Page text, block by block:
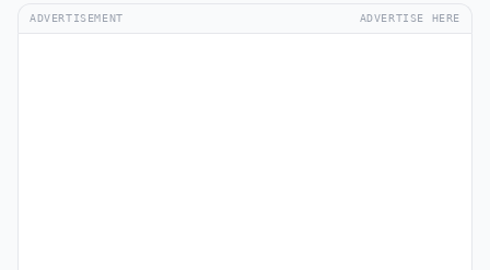
ADVERTISEMENT ADVERTISE HERE